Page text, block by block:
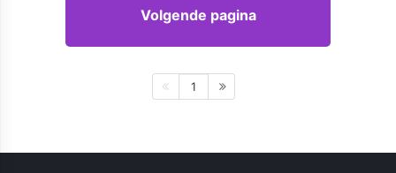
Volgende pagina
1